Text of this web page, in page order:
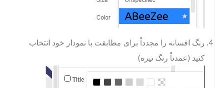
رنگ افسانه را مجدداً برای مطابقت با نمودار خود انتخاب
کنید (عمدتاً رنگ تیره)